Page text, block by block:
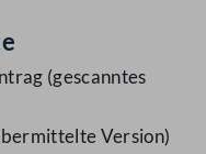
(gescanntes
Version)